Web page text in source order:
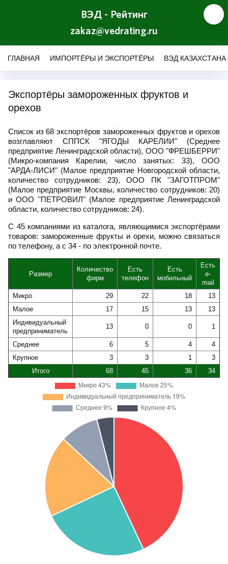
ВЭД - Рейтинг
zakaz@vedrating.ru
ГЛАВНАЯ ИМПОРТЁРЫ И ЭКСПОРТЁРЫ ВЭД КАЗАХСТАНА
Экспортёры замороженных фруктов и
орехов
Список из 68 экспортёров замороженных фруктов и орехов
возглавляют СППСК "ЯГОДЫ КАРЕЛИИ" (Среднее
предприятие Ленинградской области), ООО "ФРЕШБЕРРИ"
(Микро-компания Карелии, число занятых: 33), ООО
"АРДА-ЛИСИ" (Малое предприятие Новгородской области,
количество сотрудников: 23), ООО ПК "ЗАГОТПРОМ"
(Малое предприятие Москвы, количество сотрудников: 20)
и ООО "ПЕТРОВИЛ" (Малое предприятие Ленинградской
области, количество сотрудников: 24).
С 45 компаниями из каталога, являющимися экспортёрами
товаров: замороженные фрукты и орехи, можно связаться
по телефону, а с 34 - по электронной почте.
Размер
Количество
фирм
Есть
телефон
Есть
мобильный
Есть
e-
mail
Микро
29 22 18
13
Малое
17 15 13
13
Индивидуальный
предприниматель
13 0 0 1
Среднее 6 5 4
4
Крупное
3 3 1
3
Итого
68 45 36 34